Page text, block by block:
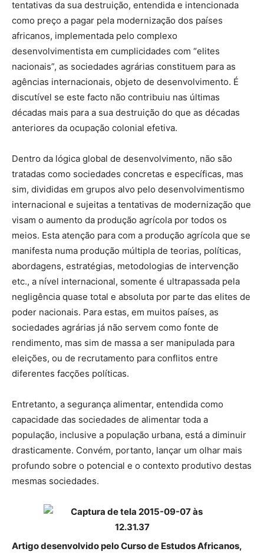
tentativas da sua destruição, entendida e intencionada
como preço a pagar pela modernização dos países
africanos, implementada pelo complexo
desenvolvimentista em cumplicidades com “elites
nacionais”, as sociedades agrárias constituem para as
agências internacionais, objeto de desenvolvimento. É
discutível se este facto não contribuiu nas últimas
décadas mais para a sua destruição do que as décadas
anteriores da ocupação colonial efetiva.
Dentro da lógica global de desenvolvimento, não são
tratadas como sociedades concretas e específicas, mas
sim, divididas em grupos alvo pelo desenvolvimentismo
internacional e sujeitas a tentativas de modernização que
visam o aumento da produção agrícola por todos os
meios. Esta atenção para com a produção agrícola que se
manifesta numa produção múltipla de teorias, políticas,
abordagens, estratégias, metodologias de intervenção
etc., a nível internacional, somente é ultrapassada pela
negligência quase total e absoluta por parte das elites de
poder nacionais. Para estas, em muitos países, as
sociedades agrárias já não servem como fonte de
rendimento, mas sim de massa a ser manipulada para
eleições, ou de recrutamento para conflitos entre
diferentes facções políticas.
Entretanto, a segurança alimentar, entendida como
capacidade das sociedades de alimentar toda a
população, inclusive a população urbana, está a diminuir
drasticamente. Convém, portanto, lançar um olhar mais
profundo sobre o potencial e o contexto produtivo destas
mesmas sociedades.
Artigo desenvolvido pelo Curso de Estudos Africanos,